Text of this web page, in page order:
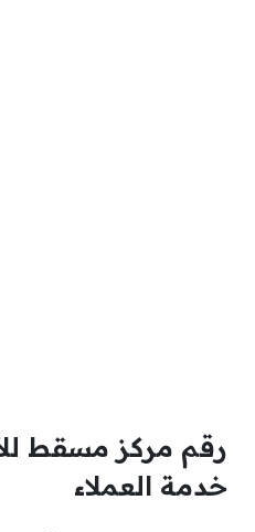
رقم مركز مسقط
خدمة العملاء